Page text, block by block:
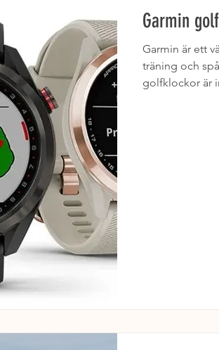
Garmin
Garmin är ett
träning och
golfklockor är